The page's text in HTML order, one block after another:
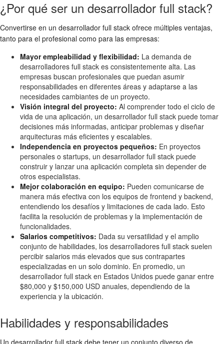
¿Por qué ser un desarrollador full stack?
Convertirse en un desarrollador full stack ofrece múltiples ventajas,
tanto para el profesional como para las empresas:
Mayor empleabilidad y flexibilidad: La demanda de
desarrolladores full stack es consistentemente alta. Las
empresas buscan profesionales que puedan asumir
responsabilidades en diferentes áreas y adaptarse a las
necesidades cambiantes de un proyecto.
Visión integral del proyecto: Al comprender todo el ciclo de
vida de una aplicación, un desarrollador full stack puede tomar
decisiones más informadas, anticipar problemas y diseñar
arquitecturas más eficientes y escalables.
Independencia en proyectos pequeños: En proyectos
personales o startups, un desarrollador full stack puede
construir y lanzar una aplicación completa sin depender de
otros especialistas.
Mejor colaboración en equipo: Pueden comunicarse de
manera más efectiva con los equipos de frontend y backend,
entendiendo los desafíos y limitaciones de cada lado. Esto
facilita la resolución de problemas y la implementación de
funcionalidades.
Salarios competitivos: Dada su versatilidad y el amplio
conjunto de habilidades, los desarrolladores full stack suelen
percibir salarios más elevados que sus contrapartes
especializadas en un solo dominio. En promedio, un
desarrollador full stack en Estados Unidos puede ganar entre
$80,000 y $150,000 USD anuales, dependiendo de la
experiencia y la ubicación.
Habilidades y responsabilidades